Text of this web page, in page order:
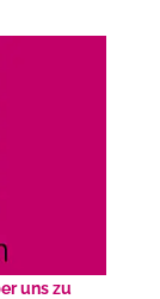
uns zu